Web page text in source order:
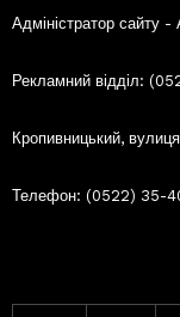
Адміністратор сайту
Рекламний відділ:
Кропивницький,
Телефон: (0522) 35-